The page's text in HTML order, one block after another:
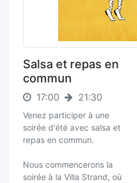
Salsa et repas en
commun
17:00 21:30
Venez participer à une
soirée d'été avec salsa et
repas en commun.
Nous commencerons la
soirée à la Villa Strand, où